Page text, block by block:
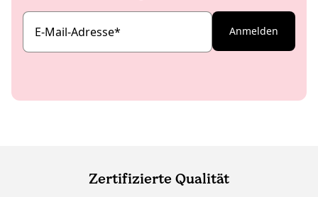
E-Mail-Adresse* Anmelden
Zertifizierte Qualität